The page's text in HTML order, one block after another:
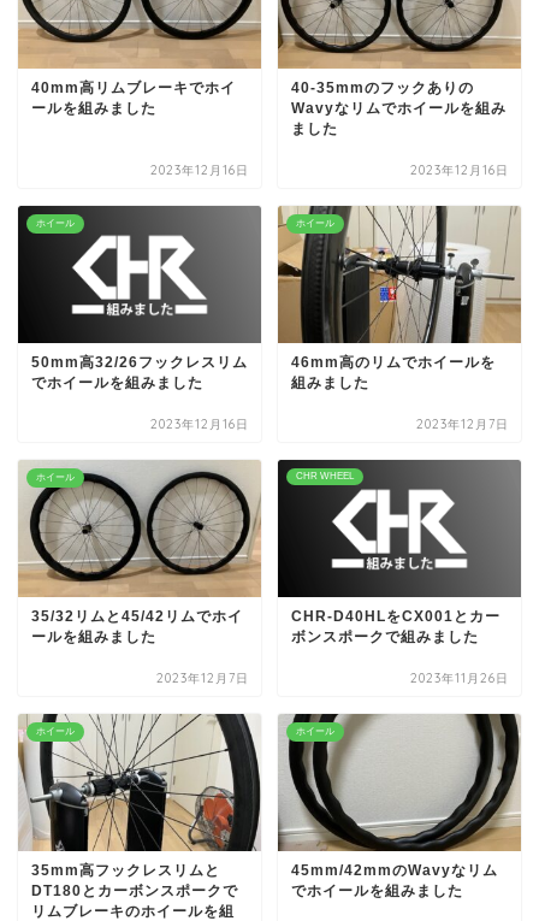
40mm高リムブレーキでホイ
ールを組みました
2023年12月16日
40-35mmのフックありの
Wavyなリムでホイールを組み
ました
2023年12月16日
ホイール
50mm高32/26フックレスリム
でホイールを組みました
2023年12月16日
ホイール
46mm高のリムでホイールを
組みました
2023年12月7日
ホイール
35/32リムと45/42リムでホイ
ールを組みました
2023年12月7日
CHR WHEEL
CHR-D40HLをCX001とカー
ボンスポークで組みました
2023年11月26日
ホイール
35mm高フックレスリムと
DT180とカーボンスポークで
リムブレーキのホイールを組
ホイール
45mm/42mmのWavyなリム
でホイールを組みました